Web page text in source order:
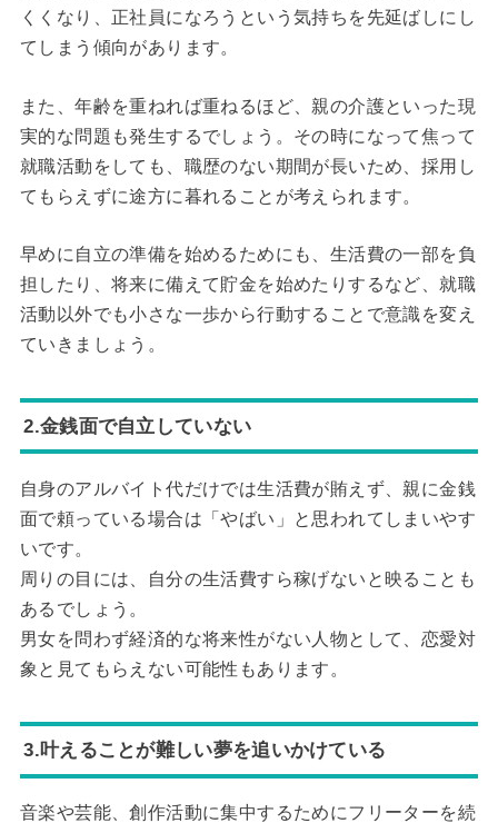
くくなり、正社員になろうという気持ちを先延ばしにし
てしまう傾向があります。
また、年齢を重ねれば重ねるほど、親の介護といった現
実的な問題も発生するでしょう。その時になって焦って
就職活動をしても、職歴のない期間が長いため、採用し
てもらえずに途方に暮れることが考えられます。
早めに自立の準備を始めるためにも、生活費の一部を負
担したり、将来に備えて貯金を始めたりするなど、就職
活動以外でも小さな一歩から行動することで意識を変え
ていきましょう。
2.金銭面で自立していない
自身のアルバイト代だけでは生活費が賄えず、親に金銭
面で頼っている場合は「やばい」と思われてしまいやす
いです。
周りの目には、自分の生活費すら稼げないと映ることも
あるでしょう。
男女を問わず経済的な将来性がない人物として、恋愛対
象と見てもらえない可能性もあります。
3.叶えることが難しい夢を追いかけている
音楽や芸能、創作活動に集中するためにフリーターを続